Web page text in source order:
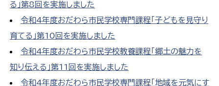
る」第8回を実施しました
令和4年度おだわら市民学校専門課程「子どもを見守り
育てる」第10回を実施しました
令和4年度おだわら市民学校教養課程「郷土の魅力を
知り伝える」第11回を実施しました
令和4年度おだわら市民学校専門課程「地域を元気にす